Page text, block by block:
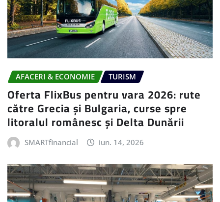
AFACERI & ECONOMIE TURISM
Oferta FlixBus pentru vara 2026: rute
către Grecia și Bulgaria, curse spre
litoralul românesc și Delta Dunării
SMARTfinancial iun. 14, 2026